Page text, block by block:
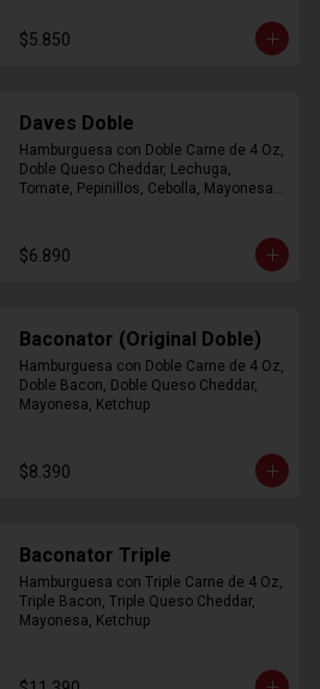
$5.850
Daves Doble
Hamburguesa con Doble Carne de 4 Oz,
Doble Queso Cheddar, Lechuga,
Tomate, Pepinillos, Cebolla, Mayonesa,
$6.890
Baconator (Original Doble)
Hamburguesa con Doble Carne de 4 Oz,
Doble Bacon, Doble Queso Cheddar,
Mayonesa, Ketchup
$8.390
Baconator Triple
Hamburguesa con Triple Carne de 4 Oz,
Triple Bacon, Triple Queso Cheddar,
Mayonesa, Ketchup